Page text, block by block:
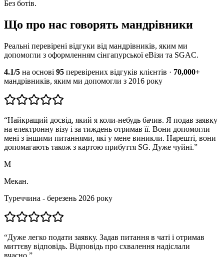
Без ботів.
Що про нас говорять мандрівники
Реальні перевірені відгуки від мандрівників, яким ми
допомогли з оформленням сінгапурської еВізи та SGAC.
4.1/5 на основі 95 перевірених відгуків клієнтів · 70,000+
мандрівників, яким ми допомогли з 2016 року
“Найкращий досвід, який я коли-небудь бачив. Я подав заявку
на електронну візу і за тиждень отримав її. Вони допомогли
мені з іншими питаннями, які у мене виникли. Нарешті, вони
допомагають також з картою прибуття SG. Дуже чуйні.”
М
Мекан.
Туреччина - березень 2026 року
“Дуже легко подати заявку. Задав питання в чаті і отримав
миттєву відповідь. Відповідь про схвалення надіслали
вчасно.”